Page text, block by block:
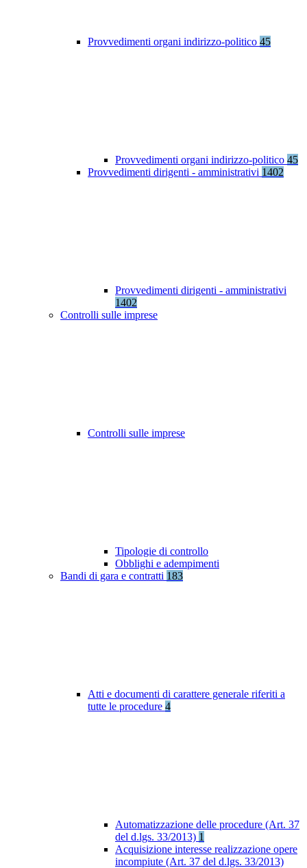
Provvedimenti organi indirizzo-politico 45
Provvedimenti organi indirizzo-politico 45
Provvedimenti dirigenti - amministrativi 1402
Provvedimenti dirigenti - amministrativi
1402
Controlli sulle imprese
Controlli sulle imprese
Tipologie di controllo
Obblighi e adempimenti
Bandi di gara e contratti 183
Atti e documenti di carattere generale riferiti a
tutte le procedure 4
Automatizzazione delle procedure (Art. 37
del d.lgs. 33/2013) 1
Acquisizione interesse realizzazione opere
incompiute (Art. 37 del d.lgs. 33/2013)